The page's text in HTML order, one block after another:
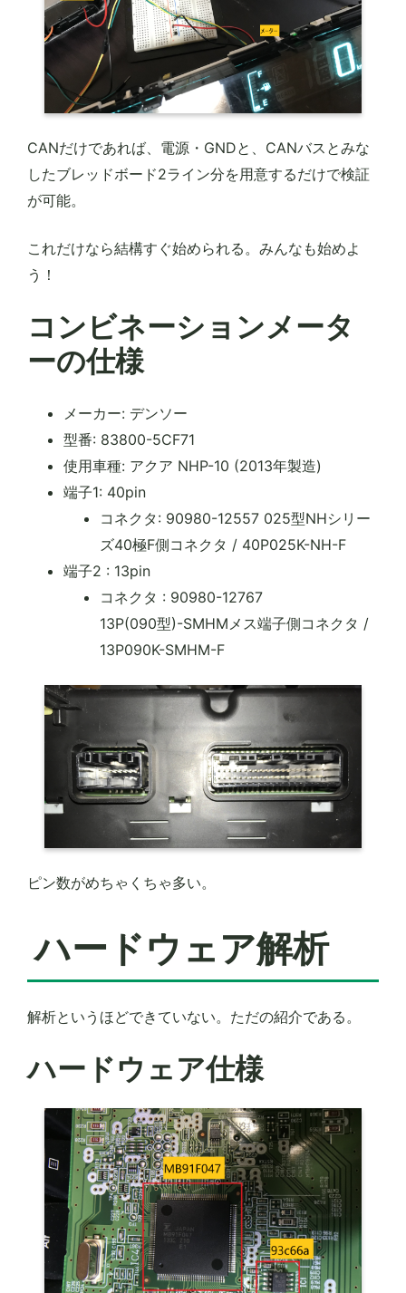
CANだけであれば、電源・GNDと、CANバスとみな
したブレッドボード2ライン分を用意するだけで検証
が可能。
これだけなら結構すぐ始められる。みんなも始めよ
う！
コンビネーションメータ
ーの仕様
メーカー: デンソー
型番: 83800-5CF71
使用車種: アクア NHP-10 (2013年製造)
端子1: 40pin
コネクタ: 90980-12557 025型NHシリー
ズ40極F側コネクタ / 40P025K-NH-F
端子2 : 13pin
コネクタ : 90980-12767
13P(090型)-SMHMメス端子側コネクタ /
13P090K-SMHM-F
ピン数がめちゃくちゃ多い。
ハードウェア解析
解析というほどできていない。ただの紹介である。
ハードウェア仕様